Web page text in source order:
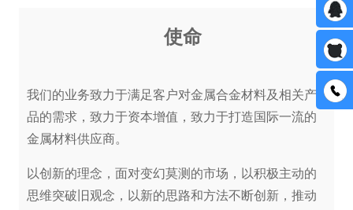
使命
我们的业务致力于满足客户对金属合金材料及相关产
品的需求，致力于资本增值，致力于打造国际一流的
金属材料供应商。
以创新的理念，面对变幻莫测的市场，以积极主动的
思维突破旧观念，以新的思路和方法不断创新，推动